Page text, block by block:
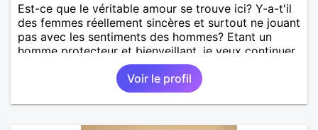
Est-ce que le véritable amour se trouve ici? Y-a-t'il
des femmes réellement sincères et surtout ne jouant
pas avec les sentiments des hommes? Etant un
homme protecteur et bienveillant, je veux continuer
d'y croire et pouvoir enfin former la petite famille
que je désir temps. Faux profil, profiteuse et autres
joyeuseté passer votre chemin, vous ne
m'intéressez pas du tout!
Voir le profil